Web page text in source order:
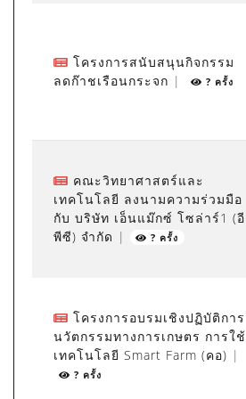
โครงการสนับสนุนกิจกรรม
ลดก๊าชเรือนกระจก | ? ครั้ง
คณะวิทยาศาสตร์และ
เทคโนโลยี ลงนามความร่วมมือ
กับ บริษัท เอ็นแม๊กซ์ โซล่าร์1 (อี
พีซี) จำกัด | ? ครั้ง
โครงการอบรมเชิงปฏิบัติการ
นวัตกรรมทางการเกษตร การใช้
เทคโนโลยี Smart Farm (คอ) |
? ครั้ง